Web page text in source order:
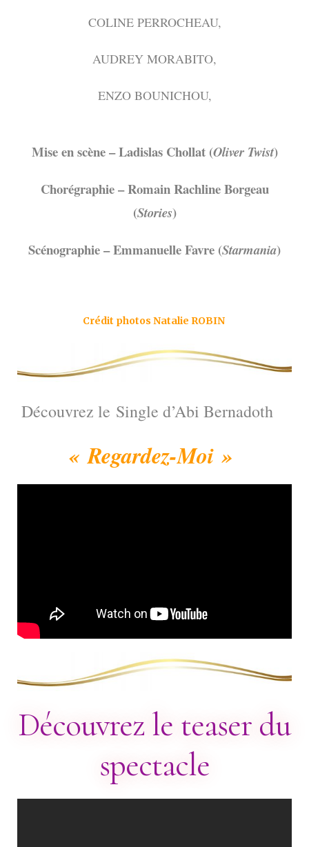
COLINE PERROCHEAU,
AUDREY MORABITO,
ENZO BOUNICHOU,
Mise en scène – Ladislas Chollat (Oliver Twist)
Chorégraphie – Romain Rachline Borgeau
(Stories)
Scénographie – Emmanuelle Favre (Starmania)
Crédit photos Natalie ROBIN
Découvrez le Single d’Abi Bernadoth
« Regardez-Moi »
Découvrez le teaser du
spectacle